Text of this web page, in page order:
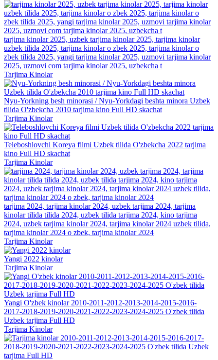
tarjima kinolar 2025, uzbek tarjima kinolar 2025, tarjima kinolar
uzbek tilida 2025, tarjima kinolar o zbek 2025, tarjima kinolar o
zbek tilida 2025, yangi tarjima kinolar 2025, uzmovi tarjima kinolar
2025, uzmovi com tarjima kinolar 2025, uzbekcha t
Tarjima Kinolar
Nyu-Yorkning besh minorasi / Nyu-Yorkdagi beshta minora Uzbek
tilida O'zbekcha 2010 tarjima kino Full HD skachat
Tarjima Kinolar
Teleboshlovchi Koreya filmi Uzbek tilida O'zbekcha 2022 tarjima
kino Full HD skachat
Tarjima Kinolar
tarjima 2024, tarjima kinolar 2024, uzbek tarjima 2024, tarjima
kinolar tilida tilida 2024, uzbek tilida tarjima 2024, kino tarjima
2024, uzbek tarjima kinolar 2024, tarjima kinolar 2024 uzbek tilida,
tarjima kinolar 2024 o zbek, tarjima kinolar 2024
Tarjima Kinolar
Yangi 2022 kinolar
Tarjima Kinolar
Yangi O'zbek kinolar 2010-2011-2012-2013-2014-2015-2016-
2017-2018-2019-2020-2021-2022-2023-2024-2025 O'zbek tilida
Uzbek tarjima Full HD
Tarjima Kinolar